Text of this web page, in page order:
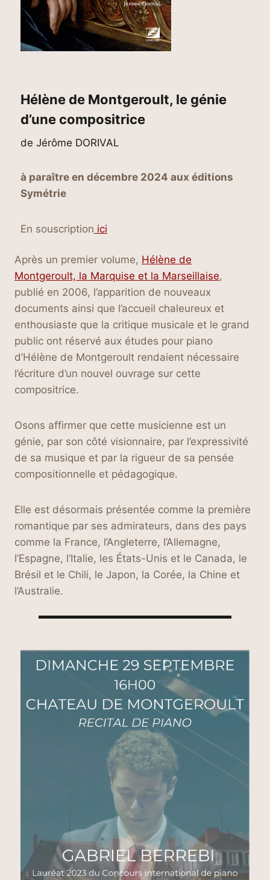
Hélène de Montgeroult, le génie
d’une compositrice
de Jérôme DORIVAL
à paraître en décembre 2024 aux éditions
Symétrie
En souscription ici
Après un premier volume, Hélène de
Montgeroult, la Marquise et la Marseillaise,
publié en 2006, l’apparition de nouveaux
documents ainsi que l’accueil chaleureux et
enthousiaste que la critique musicale et le grand
public ont réservé aux études pour piano
d’Hélène de Montgeroult rendaient nécessaire
l’écriture d’un nouvel ouvrage sur cette
compositrice.
Osons affirmer que cette musicienne est un
génie, par son côté visionnaire, par l’expressivité
de sa musique et par la rigueur de sa pensée
compositionnelle et pédagogique.
Elle est désormais présentée comme la première
romantique par ses admirateurs, dans des pays
comme la France, l’Angleterre, l’Allemagne,
l’Espagne, l’Italie, les États-Unis et le Canada, le
Brésil et le Chili, le Japon, la Corée, la Chine et
l’Australie.